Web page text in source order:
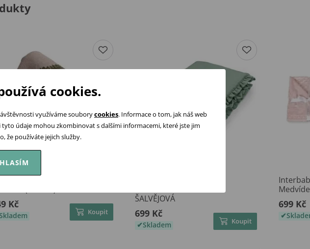
Kč
Koupit
ŠALVĚJOVÁ
699 Kč
Skladem Koupit
699 Kč
cookies.
využíváme souborycookies. Informace o tom, jak náš web
údaje mohou zkombinovat s dalšími informacemi, které jste jim
že používáte jejich služby.